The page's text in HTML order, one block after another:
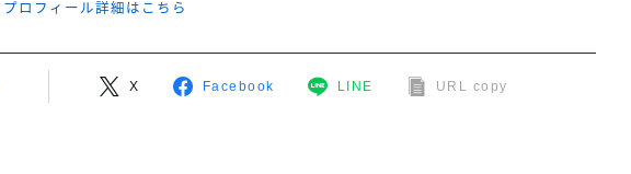
プロフィール詳細はこちら
X Facebook LINE URL copy